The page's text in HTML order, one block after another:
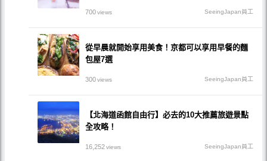
700views SeeingJapan員工
從早晨就開始享用美食！京都可以享用早餐的麵
包屋7選
300views SeeingJapan員工
【北海道函館自由行】必去的10大推薦旅遊景點
全攻略！
16,252views SeeingJapan員工